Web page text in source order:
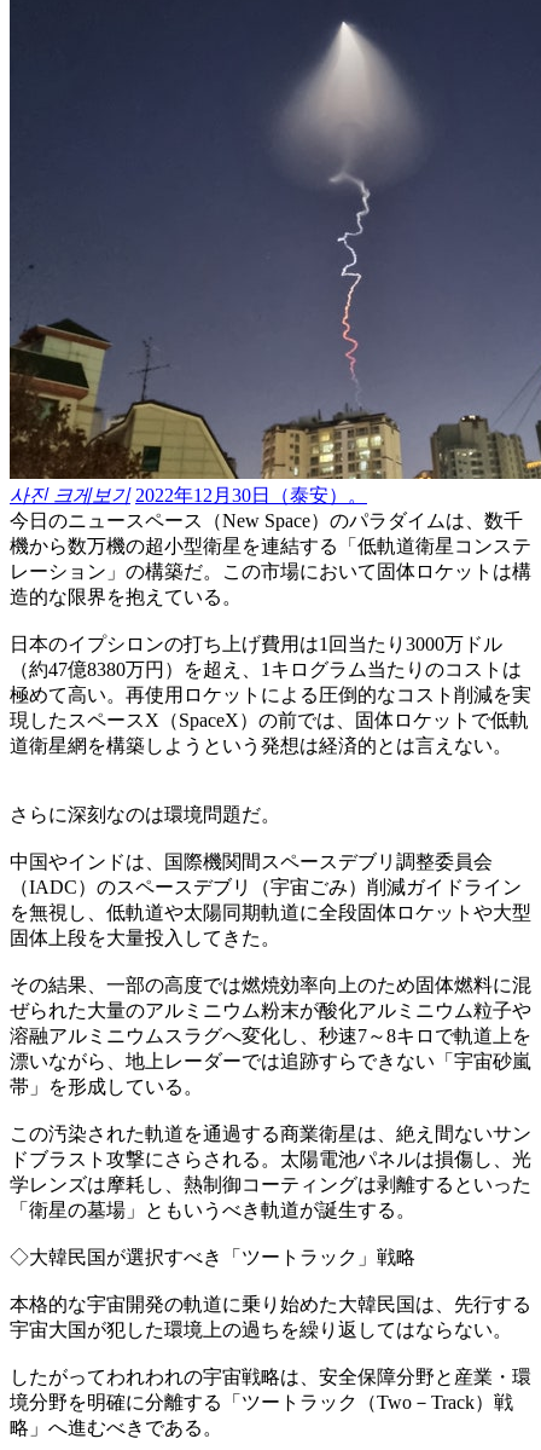
사진 크게보기 2022年12月30日（泰安）。
今日のニュースペース（New Space）のパラダイムは、数千
機から数万機の超小型衛星を連結する「低軌道衛星コンステ
レーション」の構築だ。この市場において固体ロケットは構
造的な限界を抱えている。
日本のイプシロンの打ち上げ費用は1回当たり3000万ドル
（約47億8380万円）を超え、1キログラム当たりのコストは
極めて高い。再使用ロケットによる圧倒的なコスト削減を実
現したスペースX（SpaceX）の前では、固体ロケットで低軌
道衛星網を構築しようという発想は経済的とは言えない。
さらに深刻なのは環境問題だ。
中国やインドは、国際機関間スペースデブリ調整委員会
（IADC）のスペースデブリ（宇宙ごみ）削減ガイドライン
を無視し、低軌道や太陽同期軌道に全段固体ロケットや大型
固体上段を大量投入してきた。
その結果、一部の高度では燃焼効率向上のため固体燃料に混
ぜられた大量のアルミニウム粉末が酸化アルミニウム粒子や
溶融アルミニウムスラグへ変化し、秒速7～8キロで軌道上を
漂いながら、地上レーダーでは追跡すらできない「宇宙砂嵐
帯」を形成している。
この汚染された軌道を通過する商業衛星は、絶え間ないサン
ドブラスト攻撃にさらされる。太陽電池パネルは損傷し、光
学レンズは摩耗し、熱制御コーティングは剥離するといった
「衛星の墓場」ともいうべき軌道が誕生する。
◇大韓民国が選択すべき「ツートラック」戦略
本格的な宇宙開発の軌道に乗り始めた大韓民国は、先行する
宇宙大国が犯した環境上の過ちを繰り返してはならない。
したがってわれわれの宇宙戦略は、安全保障分野と産業・環
境分野を明確に分離する「ツートラック（Two－Track）戦
略」へ進むべきである。